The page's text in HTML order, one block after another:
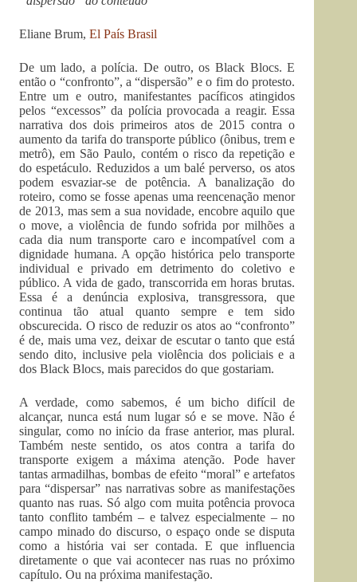
Eliane Brum, El País Brasil
De um lado, a polícia. De outro, os Black Blocs. E
então o “confronto”, a “dispersão” e o fim do protesto.
Entre um e outro, manifestantes pacíficos atingidos
pelos “excessos” da polícia provocada a reagir. Essa
narrativa dos dois primeiros atos de 2015 contra o
aumento da tarifa do transporte público (ônibus, trem e
metrô), em São Paulo, contém o risco da repetição e
do espetáculo. Reduzidos a um balé perverso, os atos
podem esvaziar-se de potência. A banalização do
roteiro, como se fosse apenas uma reencenação menor
de 2013, mas sem a sua novidade, encobre aquilo que
o move, a violência de fundo sofrida por milhões a
cada dia num transporte caro e incompatível com a
dignidade humana. A opção histórica pelo transporte
individual e privado em detrimento do coletivo e
público. A vida de gado, transcorrida em horas brutas.
Essa é a denúncia explosiva, transgressora, que
continua tão atual quanto sempre e tem sido
obscurecida. O risco de reduzir os atos ao “confronto”
é de, mais uma vez, deixar de escutar o tanto que está
sendo dito, inclusive pela violência dos policiais e a
dos Black Blocs, mais parecidos do que gostariam.
A verdade, como sabemos, é um bicho difícil de
alcançar, nunca está num lugar só e se move. Não é
singular, como no início da frase anterior, mas plural.
Também neste sentido, os atos contra a tarifa do
transporte exigem a máxima atenção. Pode haver
tantas armadilhas, bombas de efeito “moral” e artefatos
para “dispersar” nas narrativas sobre as manifestações
quanto nas ruas. Só algo com muita potência provoca
tanto conflito também – e talvez especialmente – no
campo minado do discurso, o espaço onde se disputa
como a história vai ser contada. E que influencia
diretamente o que vai acontecer nas ruas no próximo
capítulo. Ou na próxima manifestação.